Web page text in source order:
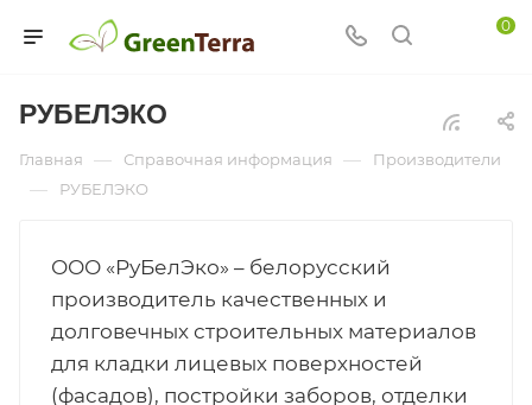
0
РУБЕЛЭКО
Главная — Справочная информация — Производители
— РУБЕЛЭКО
ООО «РуБелЭко» – белорусский
производитель качественных и
долговечных строительных материалов
для кладки лицевых поверхностей
(фасадов), постройки заборов, отделки